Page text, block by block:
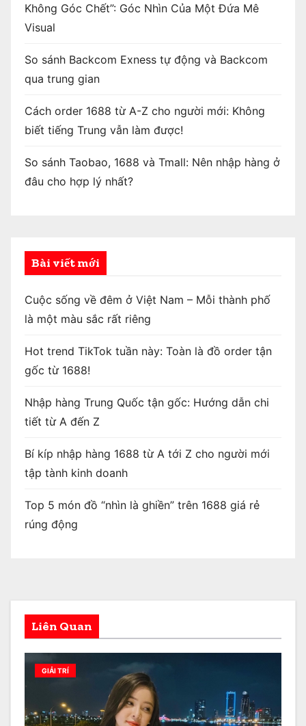
Không Góc Chết”: Góc Nhìn Của Một Đứa Mê
Visual
So sánh Backcom Exness tự động và Backcom
qua trung gian
Cách order 1688 từ A-Z cho người mới: Không
biết tiếng Trung vẫn làm được!
So sánh Taobao, 1688 và Tmall: Nên nhập hàng ở
đâu cho hợp lý nhất?
Bài viết mới
Cuộc sống về đêm ở Việt Nam – Mỗi thành phố
là một màu sắc rất riêng
Hot trend TikTok tuần này: Toàn là đồ order tận
gốc từ 1688!
Nhập hàng Trung Quốc tận gốc: Hướng dẫn chi
tiết từ A đến Z
Bí kíp nhập hàng 1688 từ A tới Z cho người mới
tập tành kinh doanh
Top 5 món đồ “nhìn là ghiền” trên 1688 giá rẻ
rúng động
Liên Quan
GIẢI TRÍ